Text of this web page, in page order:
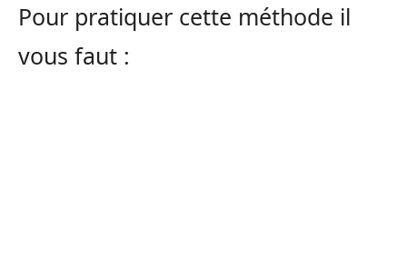
Pour pratiquer cette méthode il
vous faut :